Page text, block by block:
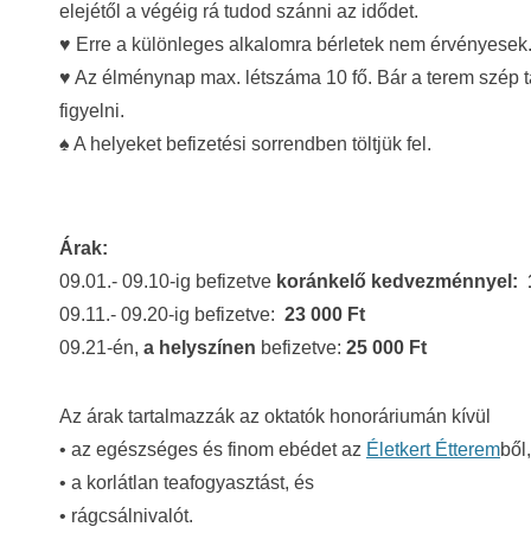
elejétől a végéig rá tudod szánni az idődet.
♥ Erre a különleges alkalomra bérletek nem érvényesek.
♥ Az élménynap max. létszáma 10 fő. Bár a terem
figyelni.
♠ A helyeket befizetési sorrendben töltjük fel.
Árak:
09.01.- 09.10-ig befizetve koránkelő kedvezménnyel:
09.11.- 09.20-ig befizetve: 23 000 Ft
09.21-én, a helyszínen befizetve: 25 000 Ft
Az árak tartalmazzák az oktatók honoráriumán kívül
• az egészséges és finom ebédet az Életkert Étteremből,
• a korlátlan teafogyasztást, és
• rágcsálnivalót.